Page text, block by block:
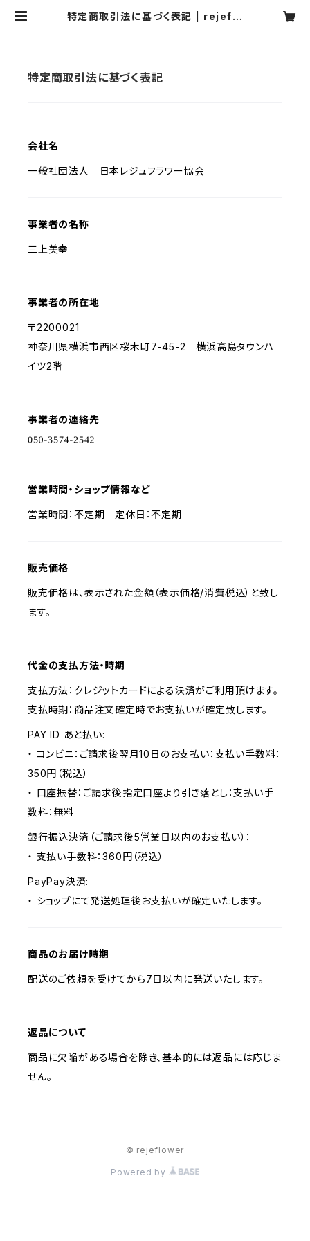
特定商取引法に基づく表記 | rejeflo
特定商取引法に基づく表記
会社名
一般社団法人 日本レジュフラワー協会
事業者の名称
三上美幸
事業者の所在地
〒2200021
神奈川県横浜市西区桜木町7-45-2 横浜高島タウンハ
イツ2階
事業者の連絡先
営業時間・ショップ情報など
営業時間：不定期 定休日：不定期
販売価格
販売価格は、表示された金額（表示価格/消費税込）と致し
ます。
代金の支払方法・時期
支払方法：クレジットカードによる決済がご利用頂けます。
支払時期：商品注文確定時でお支払いが確定致します。
PAY ID あと払い:
・ コンビニ：ご請求後翌月10日のお支払い：支払い手数料：
350円（税込）
・ 口座振替：ご請求後指定口座より引き落とし：支払い手
数料：無料
銀行振込決済（ご請求後5営業日以内のお支払い）：
・ 支払い手数料：360円（税込）
PayPay決済:
・ ショップにて発送処理後お支払いが確定いたします。
商品のお届け時期
配送のご依頼を受けてから7日以内に発送いたします。
返品について
商品に欠陥がある場合を除き、基本的には返品には応じま
せん。
© rejeflower
Powered by